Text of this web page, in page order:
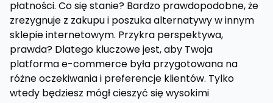
płatności. Co się stanie? Bardzo prawdopodobne, że
zrezygnuje z zakupu i poszuka alternatywy w innym
sklepie internetowym. Przykra perspektywa,
prawda? Dlatego kluczowe jest, aby Twoja
platforma e-commerce była przygotowana na
różne oczekiwania i preferencje klientów. Tylko
wtedy będziesz mógł cieszyć się wysokimi